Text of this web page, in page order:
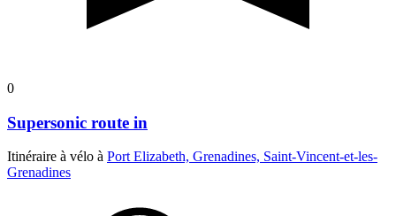
0
Supersonic route in
Itinéraire à vélo à Port Elizabeth, Grenadines, Saint-Vincent-et-les-
Grenadines